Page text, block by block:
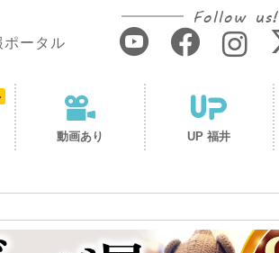
ータル
Follow us!
動画あり UP 福井